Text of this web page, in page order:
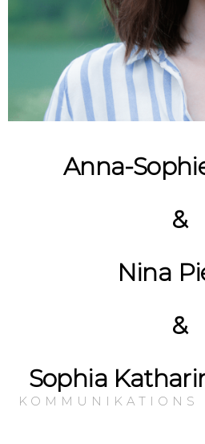
Anna-
&
Nina
&
Sophia
KOMMUNIKATIONS